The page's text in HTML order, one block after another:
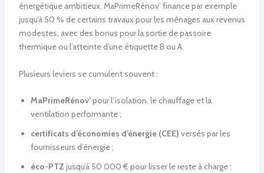
énergétique ambitieux. MaPrimeRénov’ finance par exemple
jusqu’à 50 % de certains travaux pour les ménages aux revenus
modestes, avec des bonus pour la sortie de passoire
thermique ou l’atteinte d’une étiquette B ou A.
Plusieurs leviers se cumulent souvent :
MaPrimeRénov’pour l’isolation, le chauffage et la
ventilation performante ;
certificats d’économies d’énergie (CEE) versés par les
fournisseurs d’énergie ;
éco-PTZ jusqu’à 50 000 € pour lisser le reste à charge ;